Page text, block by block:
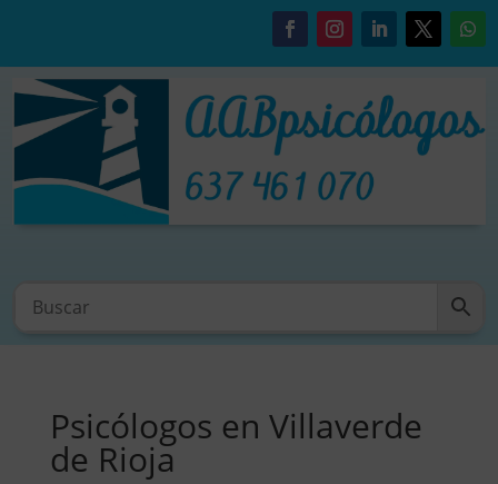
Psicólogos en Villaverde
de Rioja